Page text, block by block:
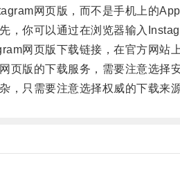
网页版，而不是手机上的App
你可以通过在浏览器输入
网页版下载链接，在官方网站上
版的下载服务，需要注意选择安
只需要注意选择权威的下载来